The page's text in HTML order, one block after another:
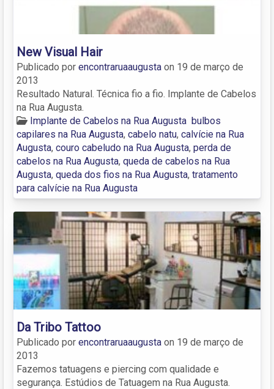
New Visual Hair
Publicado por encontraruaaugusta on 19 de março de
2013
Resultado Natural. Técnica fio a fio. Implante de Cabelos
na Rua Augusta.
Implante de Cabelos na Rua Augusta bulbos
capilares na Rua Augusta, cabelo natu, calvície na Rua
Augusta, couro cabeludo na Rua Augusta, perda de
cabelos na Rua Augusta, queda de cabelos na Rua
Augusta, queda dos fios na Rua Augusta, tratamento
para calvície na Rua Augusta
Da Tribo Tattoo
Publicado por encontraruaaugusta on 19 de março de
2013
Fazemos tatuagens e piercing com qualidade e
segurança. Estúdios de Tatuagem na Rua Augusta.